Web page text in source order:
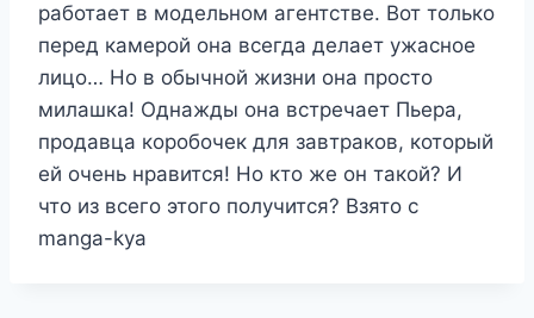
работает в модельном агентстве. Вот только
перед камерой она всегда делает ужасное
лицо… Но в обычной жизни она просто
милашка! Однажды она встречает Пьера,
продавца коробочек для завтраков, который
ей очень нравится! Но кто же он такой? И
что из всего этого получится? Взято с
manga-kya